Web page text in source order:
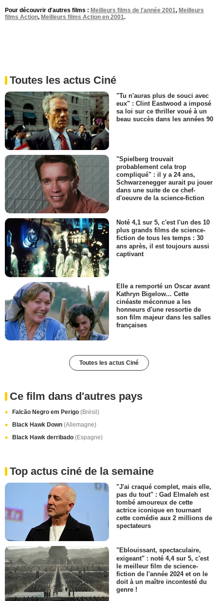
Pour découvrir d'autres films : Meilleurs films de l'année 2001, Meilleurs
films Action, Meilleurs films Action en 2001.
Toutes les actus Ciné
"Tu n'auras plus de souci avec
eux" : Clint Eastwood a imposé
sa loi sur ce thriller voué à un
beau succès dans les années 90
"Spielberg trouvait
probablement cela trop
compliqué" : il y a 24 ans,
Schwarzenegger aurait pu jouer
dans une suite de ce chef-
d'oeuvre de la science-fiction
Noté 4,1 sur 5, c'est l'un des 10
plus grands films de science-
fiction de tous les temps : 30
ans après, il est toujours aussi
captivant
Elle a remporté un Oscar avant
Kathryn Bigelow... Cette
cinéaste méconnue a les
honneurs d'une ressortie de
son film majeur dans les salles
françaises
Toutes les actus Ciné
Ce film dans d'autres pays
Falcão Negro em Perigo (Brésil)
Black Hawk Down (Allemagne)
Black Hawk derribado (Espagne)
Top actus ciné de la semaine
"J'ai craqué complet, mais elle,
pas du tout" : Gad Elmaleh est
tombé amoureux de cette
actrice iconique en tournant
cette comédie aux 2 millions de
spectateurs
"Eblouissant, spectaculaire,
exigeant" : noté 4,4 sur 5, c'est
le meilleur film de science-
fiction de l'année 2024 et on le
doit à un maître incontesté du
genre !